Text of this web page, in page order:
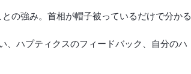
の強み。首相が帽子被っているだけで分かる
、ハプティクスのフィードバック、自分のハ